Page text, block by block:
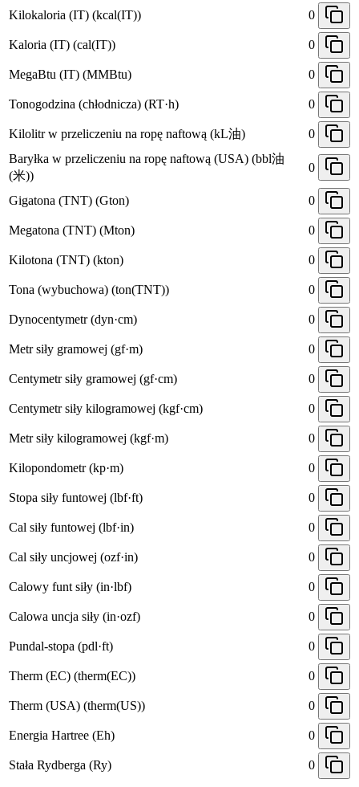
Kilokaloria (IT) (kcal(IT)) 0
Kaloria (IT) (cal(IT)) 0
MegaBtu (IT) (MMBtu) 0
Tonogodzina (chłodnicza) (RT·h) 0
Kilolitr w przeliczeniu na ropę naftową (kL油)
0
Baryłka w przeliczeniu na ropę naftową (USA) (bbl油
(米))
0
Gigatona (TNT) (Gton) 0
Megatona (TNT) (Mton) 0
Kilotona (TNT) (kton) 0
Tona (wybuchowa) (ton(TNT)) 0
Dynocentymetr (dyn·cm) 0
Metr siły gramowej (gf·m) 0
Centymetr siły gramowej (gf·cm) 0
Centymetr siły kilogramowej (kgf·cm) 0
Metr siły kilogramowej (kgf·m) 0
Kilopondometr (kp·m) 0
Stopa siły funtowej (lbf·ft) 0
Cal siły funtowej (lbf·in) 0
Cal siły uncjowej (ozf·in) 0
Calowy funt siły (in·lbf) 0
Calowa uncja siły (in·ozf) 0
Pundal-stopa (pdl·ft) 0
Therm (EC) (therm(EC)) 0
Therm (USA) (therm(US)) 0
Energia Hartree (Eh) 0
Stała Rydberga (Ry) 0